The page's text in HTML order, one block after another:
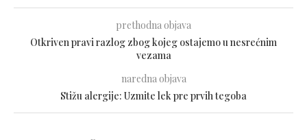
prethodna objava
Otkriven pravi razlog zbog kojeg ostajemo u nesrećnim
vezama
naredna objava
Stižu alergije: Uzmite lek pre prvih tegoba